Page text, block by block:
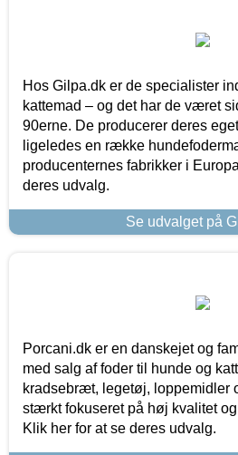
Hos Gilpa.dk er de specialister
kattemad – og det har de været
90erne. De producerer deres
ligeledes en række
producenternes fabrikker i
deres udvalg.
Se udvalget på
Porcani.dk er en danskejet og
med salg af foder til hunde og
kradsebræt, legetøj, loppemidler
stærkt fokuseret på høj kvalitet
Klik her for at se deres udvalg.